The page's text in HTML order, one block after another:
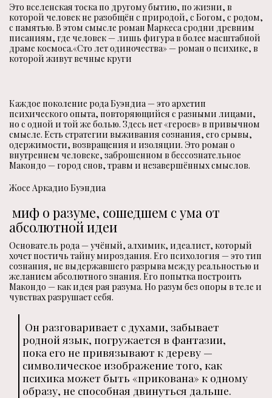
Это вселенская тоска по другому бытию, по жизни, в
которой человек не разобщён с природой, с Богом, с родом,
с памятью. В этом смысле роман Маркеса сродни древним
писаниям, где человек — лишь фигура в более масштабной
драме космоса.«Сто лет одиночества» — роман о психике, в
которой живут вечные круги
Каждое поколение рода Буэндиа — это архетип
психического опыта, повторяющийся с разными лицами,
но с одной и той же болью. Здесь нет «героев» в привычном
смысле. Есть стратегии выживания сознания, его срывы,
одержимости, возвращения и изоляции. Это роман о
внутреннем человеке, заброшенном в бессознательное
Макондо — город снов, травм и незавершённых смыслов.
Жосе Аркадио Буэндиа
миф о разуме, сошедшем с ума от
абсолютной идеи
Основатель рода — учёный, алхимик, идеалист, который
хочет постичь тайну мироздания. Его психология — это тип
сознания, не выдержавшего разрыва между реальностью и
желанием абсолютного знания. Его попытка построить
Макондо — как идея рая разума. Но разум без опоры в теле и
чувствах разрушает себя.
Он разговаривает с духами, забывает
родной язык, погружается в фантазии,
пока его не привязывают к дереву —
символическое изображение того, как
психика может быть «прикована» к одному
образу, не способная двинуться дальше.